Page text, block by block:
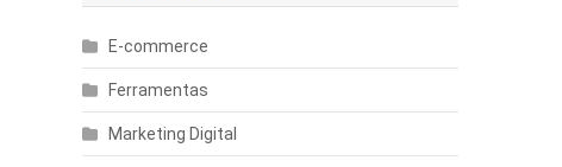
E-commerce
Ferramentas
Marketing Digital